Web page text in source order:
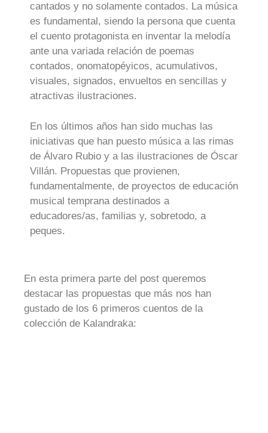
cantados y no solamente contados. La música
es fundamental, siendo la persona que cuenta
el cuento protagonista en inventar la melodía
ante una variada relación de poemas
contados, onomatopéyicos, acumulativos,
visuales, signados, envueltos en sencillas y
atractivas ilustraciones.
En los últimos años han sido muchas las
iniciativas que han puesto música a las rimas
de Álvaro Rubio y a las ilustraciones de Óscar
Villán. Propuestas que provienen,
fundamentalmente, de proyectos de educación
musical temprana destinados a
educadores/as, familias y, sobretodo, a
peques.
En esta primera parte del post queremos
destacar las propuestas que más nos han
gustado de los 6 primeros cuentos de la
colección de Kalandraka: